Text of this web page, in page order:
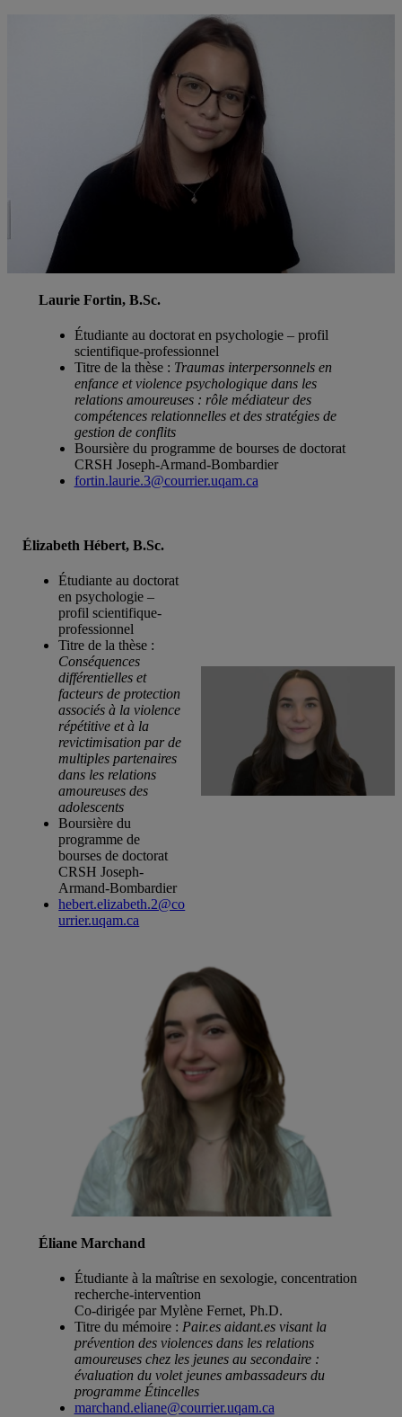
Laurie Fortin, B.Sc.
Étudiante au doctorat en psychologie – profil
scientifique-professionnel
Titre de la thèse : Traumas interpersonnels en
enfance et violence psychologique dans les
relations amoureuses : rôle médiateur des
compétences relationnelles et des stratégies de
gestion de conflits
Boursière du programme de bourses de doctorat
CRSH Joseph-Armand-Bombardier
fortin.laurie.3@courrier.uqam.ca
Élizabeth Hébert, B.Sc.
Étudiante au doctorat
en psychologie –
profil scientifique-
professionnel
Titre de la thèse :
Conséquences
différentielles et
facteurs de protection
associés à la violence
répétitive et à la
revictimisation par de
multiples partenaires
dans les relations
amoureuses des
adolescents
Boursière du
programme de
bourses de doctorat
CRSH Joseph-
Armand-Bombardier
hebert.elizabeth.2@co
urrier.uqam.ca
Éliane Marchand
Étudiante à la maîtrise en sexologie, concentration
recherche-intervention
Co-dirigée par Mylène Fernet, Ph.D.
Titre du mémoire : Pair.es aidant.es visant la
prévention des violences dans les relations
amoureuses chez les jeunes au secondaire :
évaluation du volet jeunes ambassadeurs du
programme Étincelles
marchand.eliane@courrier.uqam.ca